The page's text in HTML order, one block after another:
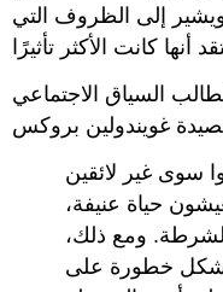
إلى الظروف التي
السياق الاجتماعي
سوى غير لائقين
حياة عنيفة،
ومع ذلك،
يشكل خطورة على